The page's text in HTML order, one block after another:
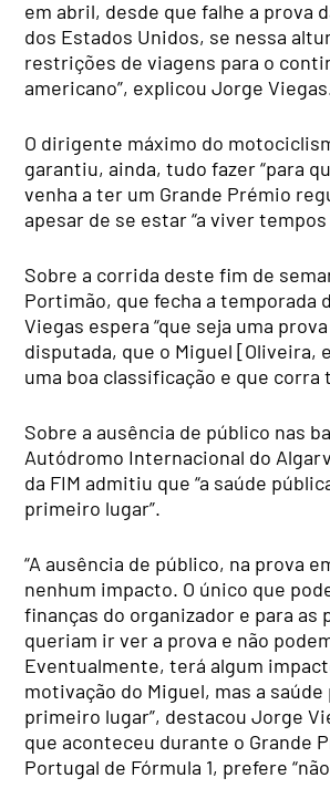
em abril, desde que falhe a prova
dos Estados Unidos, se nessa
restrições de viagens para o
americano”, explicou Jorge
O dirigente máximo do
garantiu, ainda, tudo fazer “para
venha a ter um Grande Prémio
apesar de se estar “a viver
Sobre a corrida deste fim de
Portimão, que fecha a temporada
Viegas espera “que seja uma
disputada, que o Miguel [Oliveira,
uma boa classificação e que corra
Sobre a ausência de público nas
Autódromo Internacional do
da FIM admitiu que “a saúde
primeiro lugar”.
“A ausência de público, na prova
nenhum impacto. O único que
finanças do organizador e para as
queriam ir ver a prova e não
Eventualmente, terá algum
motivação do Miguel, mas a
primeiro lugar”, destacou Jorge
que aconteceu durante o Grande
Portugal de Fórmula 1, prefere